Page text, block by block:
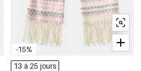
-15%
13 à 25 jours